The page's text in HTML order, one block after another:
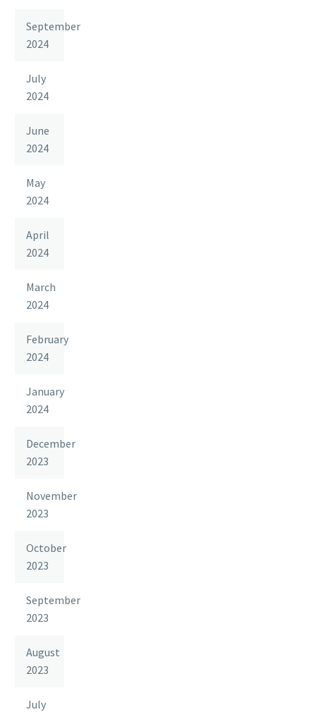
September
2024
July
2024
June
2024
May
2024
April
2024
March
2024
February
2024
January
2024
December
2023
November
2023
October
2023
September
2023
August
2023
July